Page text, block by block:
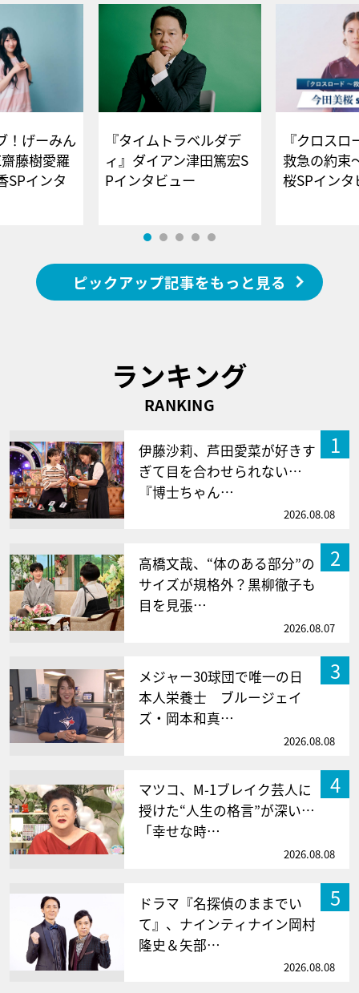
！げーみん
藤樹愛羅
SPインタ
『タイムトラベルダデ
ィ』ダイアン津田篤宏S
Pインタビュー
『クロス
救急の約束
桜SPイ
ピックアップ記事をもっと見る
ランキング
RANKING
1
伊藤沙莉、芦田愛菜が好きす
ぎて目を合わせられない…
『博士ちゃん…
2026.08.08
2
高橋文哉、“体のある部分”の
サイズが規格外？黒柳徹子も
目を見張…
2026.08.07
3
メジャー30球団で唯一の日
本人栄養士 ブルージェイ
ズ・岡本和真…
2026.08.08
4
マツコ、M-1ブレイク芸人に
授けた“人生の格言”が深い…
「幸せな時…
2026.08.08
5
ドラマ『名探偵のままでい
て』、ナインティナイン岡村
隆史＆矢部…
2026.08.08